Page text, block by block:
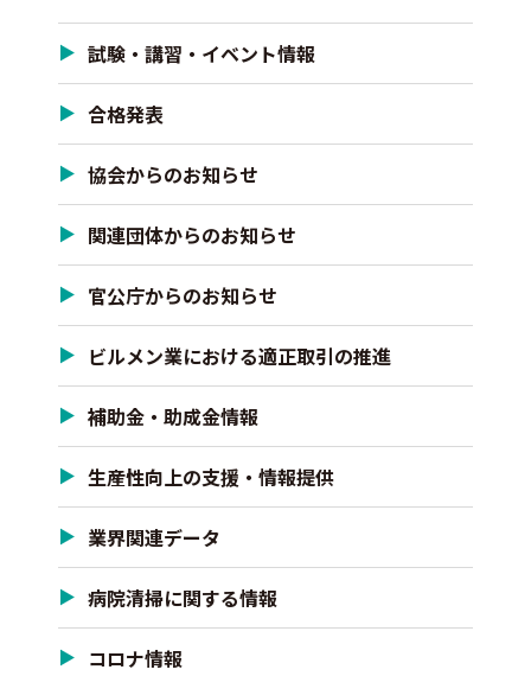
試験・講習・イベント情報
合格発表
協会からのお知らせ
関連団体からのお知らせ
官公庁からのお知らせ
ビルメン業における適正取引の推進
補助金・助成金情報
生産性向上の支援・情報提供
業界関連データ
病院清掃に関する情報
コロナ情報